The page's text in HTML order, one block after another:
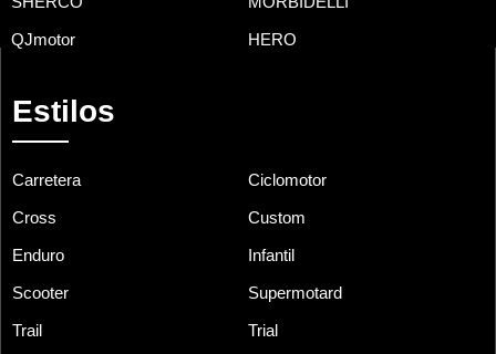
QJmotor HERO
Estilos
Carretera Ciclomotor
Cross Custom
Enduro Infantil
Scooter Supermotard
Trail Trial